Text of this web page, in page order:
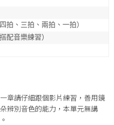
配音樂練習）
章請仔細跟個影片練習，善用鏡
辨別音色的能力，本單元無講